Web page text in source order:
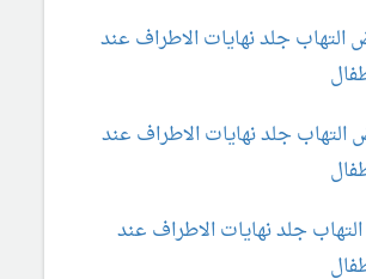
جلد نهايات الاطراف عند
جلد نهايات الاطراف عند
جلد نهايات الاطراف عند